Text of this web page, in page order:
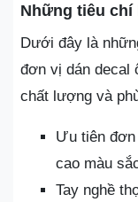
Những tiêu
Dưới đây là
đơn vị dán decal
chất lượng và
Ưu tiên
cao màu
Tay nghề